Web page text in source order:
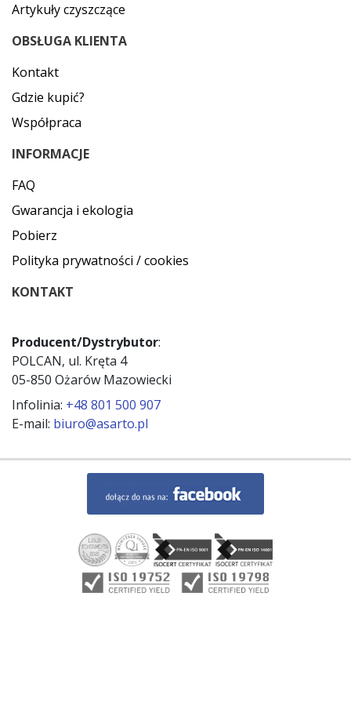
Artykuły czyszczące
OBSŁUGA KLIENTA
Kontakt
Gdzie kupić?
Współpraca
INFORMACJE
FAQ
Gwarancja i ekologia
Pobierz
Polityka prywatności / cookies
KONTAKT
Producent/Dystrybutor:
POLCAN, ul. Kręta 4
05-850 Ożarów Mazowiecki
Infolinia: +48 801 500 907
E-mail: biuro@asarto.pl